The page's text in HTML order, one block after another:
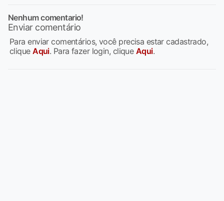
Nenhum comentario!
Enviar comentário
Para enviar comentários, você precisa estar cadastrado,
cliqueAqui. Para fazer login, clique Aqui.